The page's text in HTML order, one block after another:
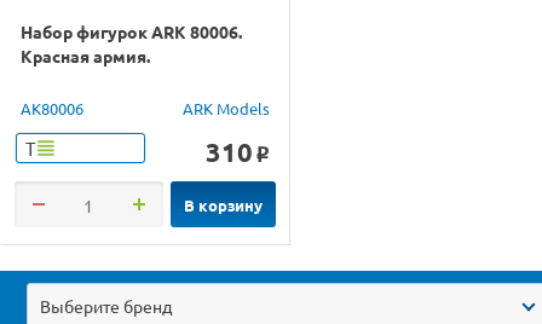
Набор фигурок ARK 80006.
Красная армия.
AK80006 ARK Models
Т 310 o
В корзину
Выберите бренд